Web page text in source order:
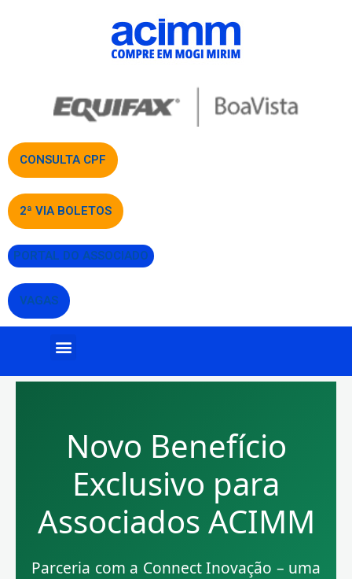
CONSULTA CPF
2ª VIA BOLETOS
PORTAL DO ASSOCIADO
VAGAS
Novo Benefício
Exclusivo para
Associados ACIMM
Parceria com a Connect Inovação – uma